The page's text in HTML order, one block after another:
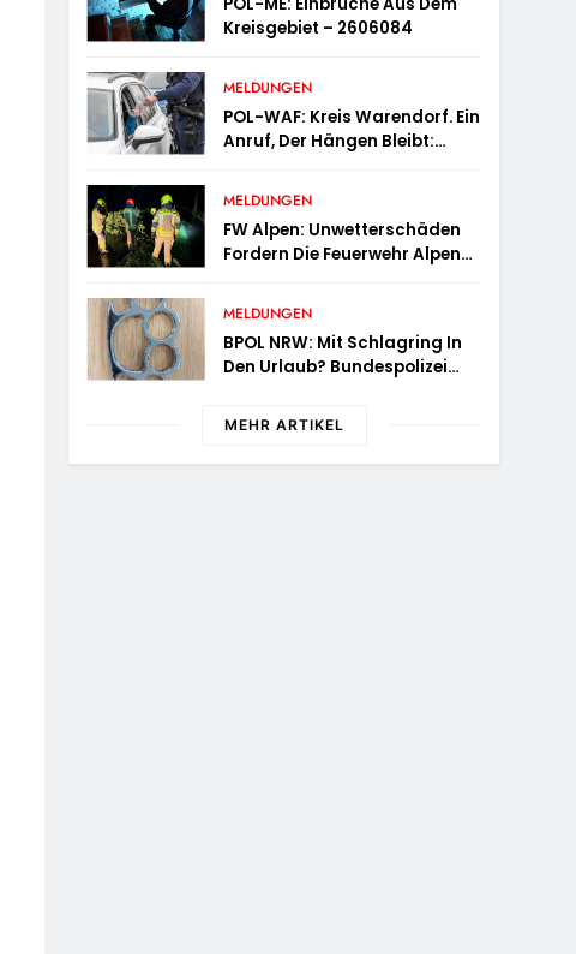
Kreisgebiet – 2606084
MELDUNGEN
POL-WAF: Kreis Warendorf. Ein
Anruf, Der Hängen Bleibt:
17-Jährigen Wieder Einholt
MELDUNGEN
FW Alpen: Unwetterschäden
Fordern Die Feuerwehr Alpen
MELDUNGEN
BPOL NRW: Mit Schlagring In
Den Urlaub? Bundespolizei
Fündig
MEHR ARTIKEL